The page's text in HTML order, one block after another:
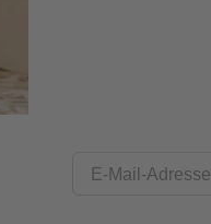
E-Mail-Adresse